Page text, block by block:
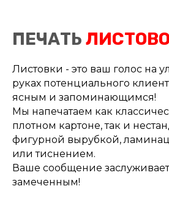
ПЕЧАТЬ
Листовки - это ваш голос на
руках потенциального
ясным и запоминающимся!
Мы напечатаем как
плотном картоне, так и
фигурной вырубкой,
или тиснением.
Ваше сообщение
замеченным!